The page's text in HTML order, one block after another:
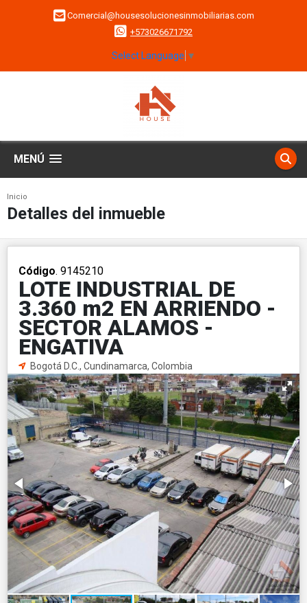
Comercial@housesolucionesinmobiliarias.com
+573026671792
Select Language ▼
MENÚ
Inicio
Detalles del inmueble
Código. 9145210
LOTE INDUSTRIAL DE
3.360 m2 EN ARRIENDO -
SECTOR ALAMOS -
ENGATIVA
Bogotá D.C., Cundinamarca, Colombia